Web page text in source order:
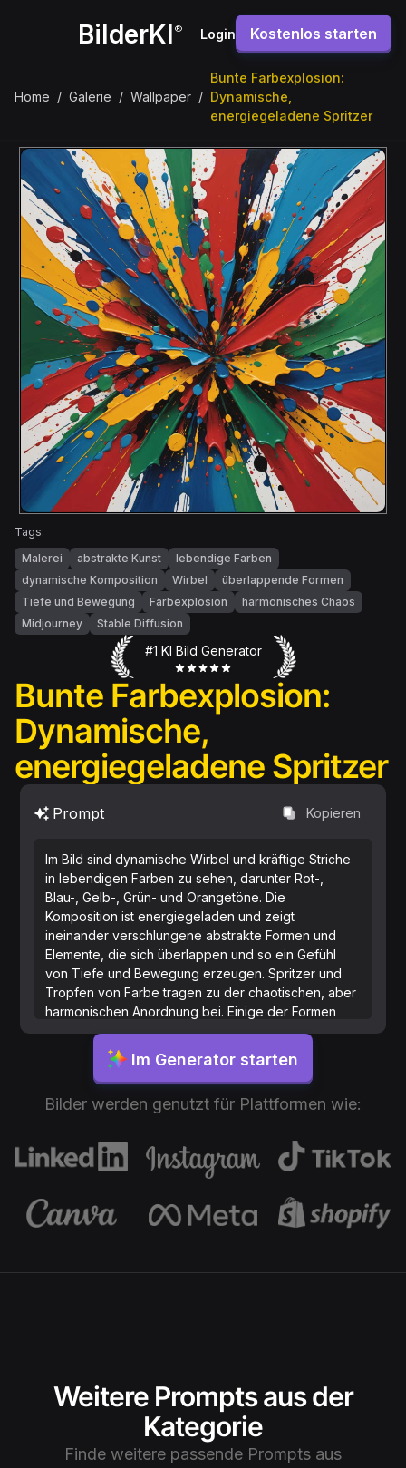
BilderKI® Login Kostenlos starten
Home / Galerie / Wallpaper /
Bunte Farbexplosion:
Dynamische,
energiegeladene Spritzer
Tags:
Malerei
abstrakte Kunst
lebendige Farben
dynamische Komposition
Wirbel
überlappende Formen
Tiefe und Bewegung
Farbexplosion
harmonisches Chaos
Midjourney
Stable Diffusion
#1 KI Bild Generator
Bunte Farbexplosion:
Dynamische,
energiegeladene Spritzer
Prompt Kopieren
Im Bild sind dynamische Wirbel und kräftige Striche
in lebendigen Farben zu sehen, darunter Rot-,
Blau-, Gelb-, Grün- und Orangetöne. Die
Komposition ist energiegeladen und zeigt
ineinander verschlungene abstrakte Formen und
Elemente, die sich überlappen und so ein Gefühl
von Tiefe und Bewegung erzeugen. Spritzer und
Tropfen von Farbe tragen zu der chaotischen, aber
harmonischen Anordnung bei. Einige der Formen
ähneln organischen Formen, während andere
geometrischer sind, was einen Kontrast zwischen
natürlicher Flüssigkeit und strukturierten Mustern
schafft. Der Gesamteffekt ist ein auffälliges und
beeindruckendes abstraktes Kunstwerk, das den
anzieht.
Im Generator starten
Bilder werden genutzt für Plattformen wie:
Weitere Prompts aus der
Kategorie
Finde weitere passende Prompts aus